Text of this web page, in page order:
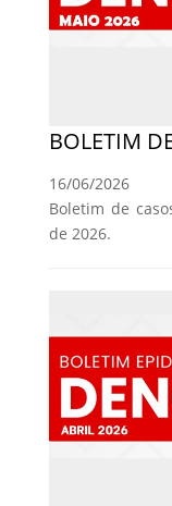
BOLETIM
16/06/2026
Boletim de
de 2026.